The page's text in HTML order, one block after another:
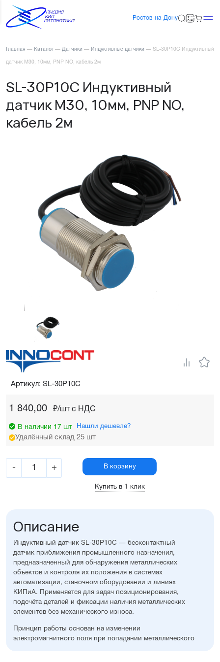
Ростов-на-Дону
Главная — Каталог — Датчики — Индуктивные датчики — SL-30P10C Индуктивный
датчик М30, 10мм, PNP NO, кабель 2м
SL-30P10C Индуктивный
датчик М30, 10мм, PNP NO,
кабель 2м
1 840,00 ₽/шт c НДС
В наличии 17 шт Нашли дешевле?
Удалённый склад 25 шт
- + В корзину
Купить в 1 клик
Артикул: SL-30P10C
Описание
Индуктивный датчик SL-30P10C — бесконтактный
датчик приближения промышленного назначения,
предназначенный для обнаружения металлических
объектов и контроля их положения в системах
автоматизации, станочном оборудовании и линиях
КИПиА. Применяется для задач позиционирования,
подсчёта деталей и фиксации наличия металлических
элементов без механического износа.
Принцип работы основан на изменении
электромагнитного поля при попадании металлического